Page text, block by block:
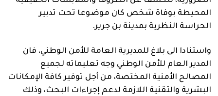
المحيطة بوفاة شخص كان موضوعا تحت تدبير
الحراسة النظرية بمدينة بن جرير.
واستنادا الى بلاغ للمديرية العامة للأمن الوطني، فان
المدير العام للأمن الوطني وجه تعليماته لجميع
المصالح الأمنية المختصة، من أجل توفير كافة الإمكانات
البشرية والتقنية اللازمة لدعم إجراءات البحث، وذلك